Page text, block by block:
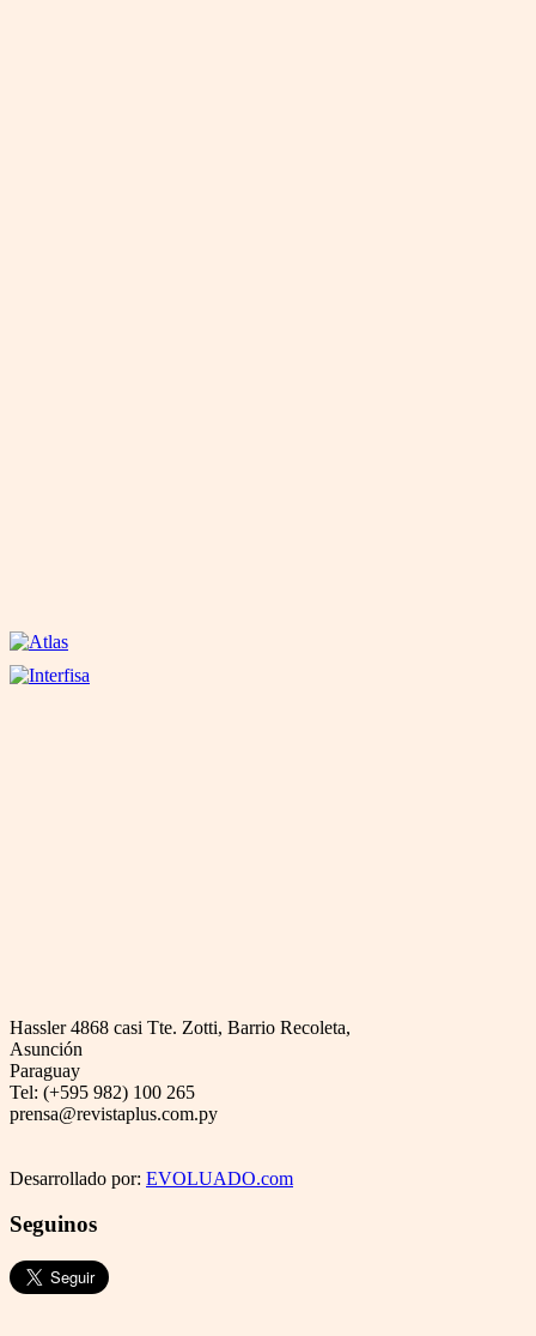
Hassler 4868 casi Tte. Zotti, Barrio Recoleta,
Asunción
Paraguay
Tel: (+595 982) 100 265
prensa@revistaplus.com.py
Desarrollado por: EVOLUADO.com
Seguinos